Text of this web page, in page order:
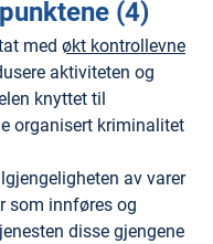
(4)
med økt kontrollevne
aktiviteten og
knyttet til
organisert kriminalitet
av varer
som innføres og
disse gjengene